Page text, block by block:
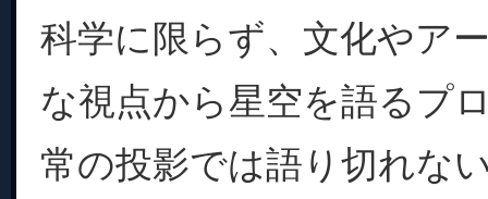
科学に限らず、文化やア
な視点から星空を語るプ
常の投影では語り切れな